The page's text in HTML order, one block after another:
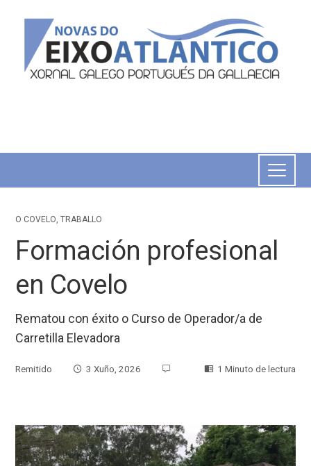
O COVELO,TRABALLO
Formación profesional
en Covelo
Rematou con éxito o Curso de Operador/a de
Carretilla Elevadora
Remitido 3 Xuño, 2026 1 Minuto de lectura